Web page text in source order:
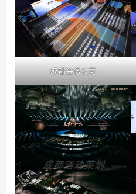
成都会务公司